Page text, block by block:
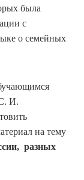
была
с
о семейных
И.
на тему
разных